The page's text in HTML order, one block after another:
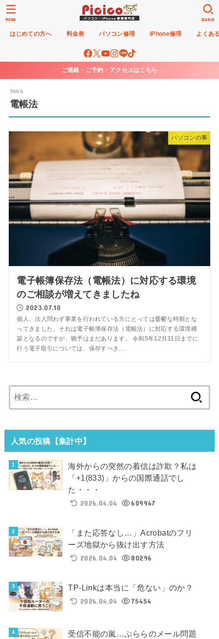
はじめての方へ 料金表 パソコン修理 iPhone修理 よくあ
SEARCH
MENU
ご連絡・ご予約・アクセスはこちら
電帳法
パソコンの事
電子帳簿保存法（電帳法）に対応する環境
のご相談が増えてきましたね
2023.07.10
個人、法人問わず事業を行われている方にとっては憂鬱な時期とな
ってきました。それは電子帳簿保存法（電帳法）に対応する環境構
築となるのですが、猶予はまだあります。 令和5年12月31日までに
行う電子取引については、保存すべき...
索:
人気の投稿【集計中】
海外からの突然の着信は詐欺？私は
「+1(833)」からの国際通話でし
た・・・
2026.04.04
609947
「また応答なし…」Acrobatのフリ
ーズ地獄から抜け出す方法
2026.04.04
80296
TP-Linkは本当に「危ない」のか？
2026.04.04
75454
受信不能の嵐…ぷららのメール問題